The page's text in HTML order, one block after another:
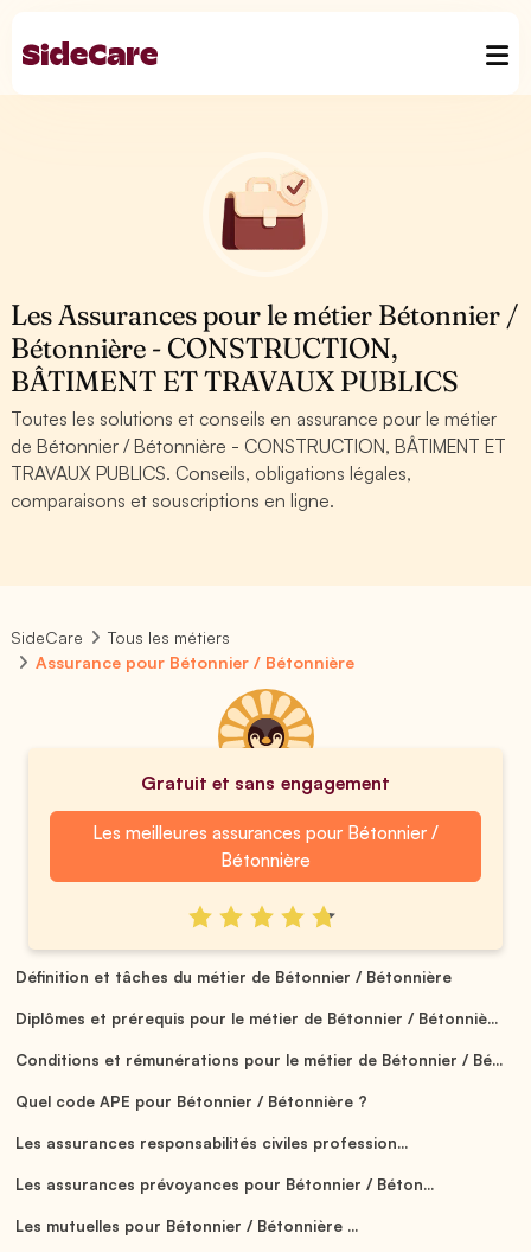
Les Assurances pour le métier Bétonnier /
Bétonnière - CONSTRUCTION,
BÂTIMENT ET TRAVAUX PUBLICS
Toutes les solutions et conseils en assurance pour le métier
de Bétonnier / Bétonnière - CONSTRUCTION, BÂTIMENT ET
TRAVAUX PUBLICS. Conseils, obligations légales,
comparaisons et souscriptions en ligne.
SideCare
Tous les métiers
Assurance pour Bétonnier / Bétonnière
Gratuit et sans engagement
Les meilleures assurances pour Bétonnier /
Bétonnière
Définition et tâches du métier de Bétonnier / Bétonnière
Diplômes et prérequis pour le métier de Bétonnier / Bétonniè...
Conditions et rémunérations pour le métier de Bétonnier / Bé...
Quel code APE pour Bétonnier / Bétonnière ?
Les assurances responsabilités civiles profession...
Les assurances prévoyances pour Bétonnier / Béton...
Les mutuelles pour Bétonnier / Bétonnière ...